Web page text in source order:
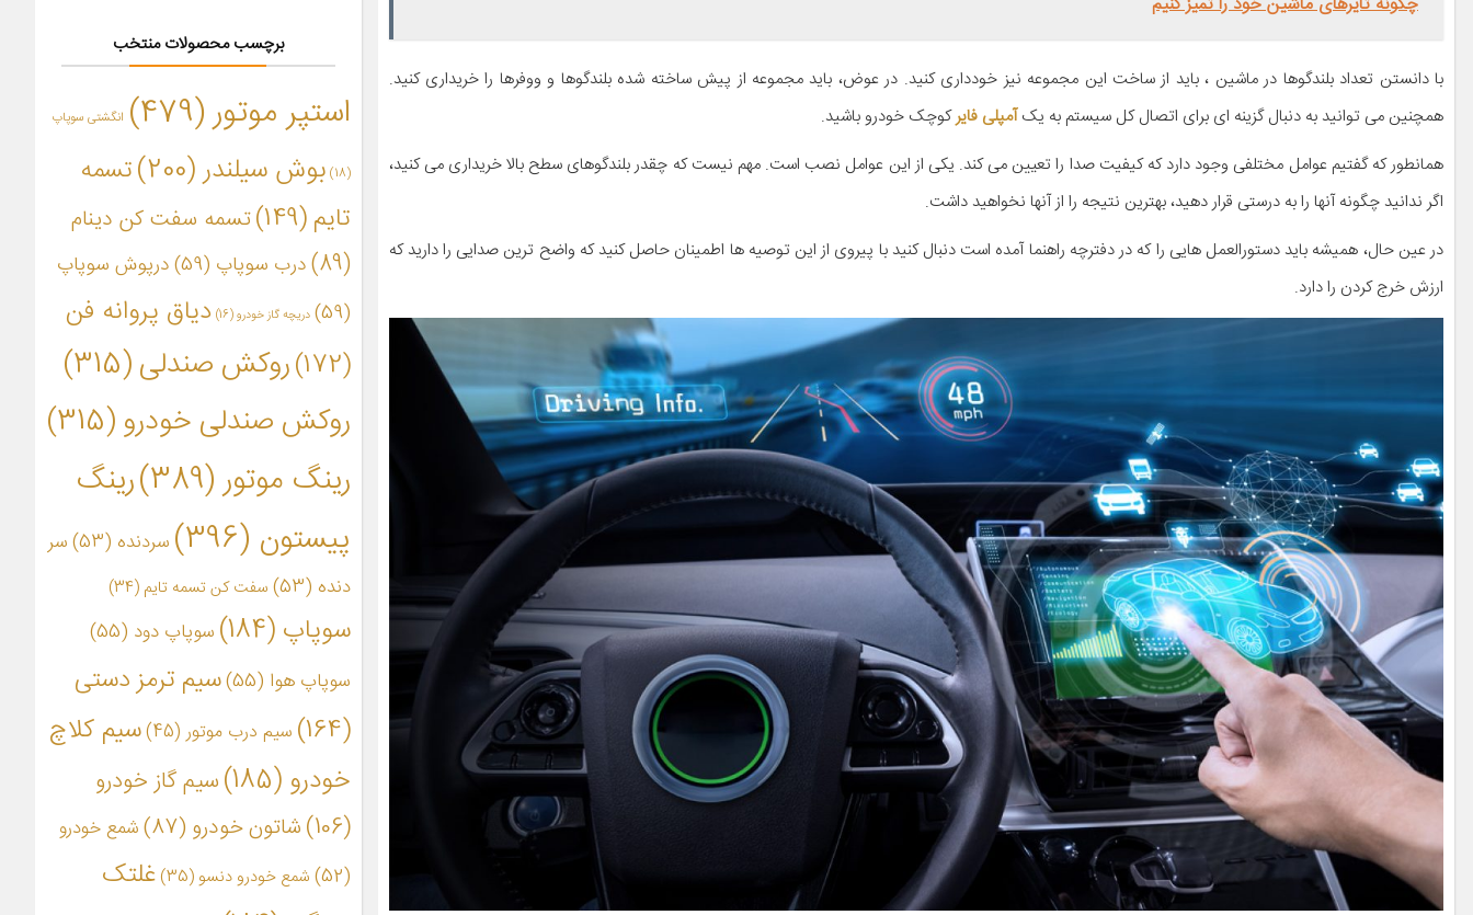
با دانستن تعداد بلندگوها در ماشین ، باید از ساخت این مجموعه نیز خودداری کنید. در عوض، باید مجموعه از پیش ساخته شده بلندگوها و ووفرها را خریداری کنید.
همچنین می توانید به دنبال گزینه ای برای اتصال کل سیستم به یکآمپلی فایرکوچک خودرو باشید.
همانطور که گفتیم عوامل مختلفی وجود دارد که کیفیت صدا را تعیین می کند. یکی از این عوامل نصب است. مهم نیست که چقدر بلندگوهای سطح بالا خریداری می کنید،
اگر ندانید چگونه آنها را به درستی قرار دهید، بهترین نتیجه را از آنها نخواهید داشت.
در عین حال، همیشه باید دستورالعمل هایی را که در دفترچه راهنما آمده است دنبال کنید با پیروی از این توصیه ها اطمینان حاصل کنید که واضح ترین صدایی را دارید که
ارزش خرج کردن را دارد.
برچسب محصولات منتخب
استپر موتور(479) انگشتی سوپاپ
(18) بوش سیلندر (200)
تسمه
تایم(149)
تسمه سفت کن دینام
(89)
درب سوپاپ (59)
درپوش سوپاپ
(59)
دریچه گاز خودرو(16)
دیاق پروانه فن
(172)
روکش صندلی(315)
روکش صندلی خودرو(315)
رینگ موتور(389)
رینگ
پیستون (396) سردنده (53)
سر
دنده (53) سفت کن تسمه تایم (34)
سوپاپ (184) سوپاپ دود (55)
سوپاپ هوا (55)
سیم ترمز دستی
(164)
سیم درب موتور(45)
سیم کلاچ
خودرو (185)
سیم گاز خودرو
(106)
شاتون خودرو (87)
شمع خودرو
(52)
شمع خودرو دنسو (35)
غلتک